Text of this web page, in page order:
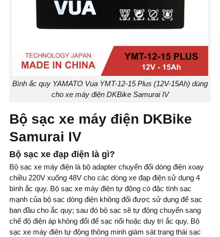
Bình ắc quy YAMATO Vua YMT-12-15 Plus (12V-15Ah) dùng
cho xe máy điện DKBike Samurai IV
Bộ sạc xe máy điện DKBike
Samurai IV
Bộ sạc xe đạp điện là gì?
Bộ sạc xe máy điện là bộ adapter chuyển đổi dòng điện xoay
chiều 220V xuống 48V cho các dòng xe đạp điện sử dụng 4
bình ắc quy. Bộ sạc xe máy điện tự động có đặc tính sạc
mạnh của bộ sạc dòng điện không đổi được sử dụng để sạc
ban đầu cho ắc quy; sau đó bộ sạc sẽ tự động chuyển sang
chế độ điện áp không đổi để sạc nổi hoặc duy trì ắc quy. Bộ
sạc xe máy điên tự động thông minh giám sát trạng thái sạc